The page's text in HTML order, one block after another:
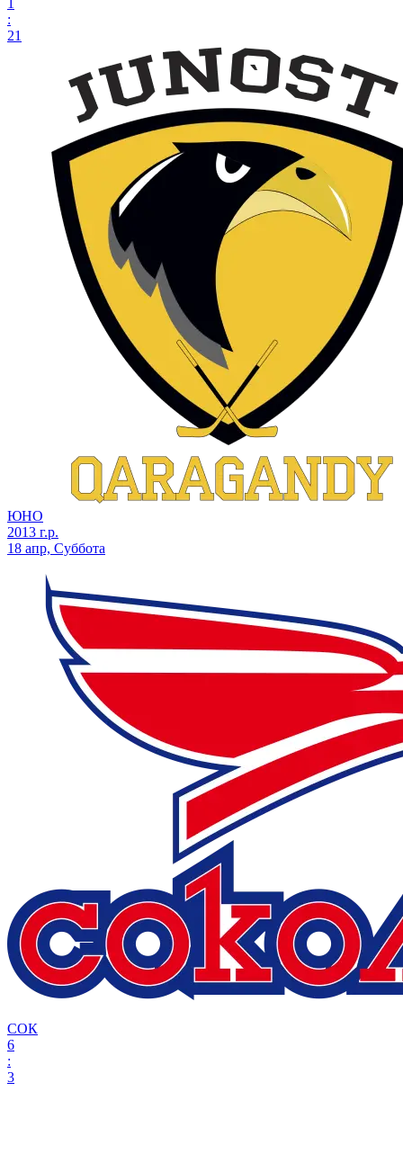
:
21
ЮНО
2013 г.р.
18 апр, Суббота
СОК
6
:
3